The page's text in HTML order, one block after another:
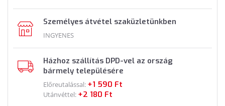
Személyes átvétel szaküzletünkben
INGYENES
Házhoz szállítás DPD-vel az ország
bármely településére
Előreutalással: +1 590 Ft
Utánvéttel: +2 180 Ft